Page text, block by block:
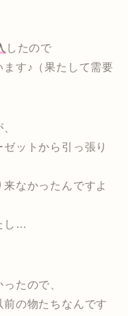
したので
す♪（果たして需要
ットから引っ張り
なかったんですよ
し…
たので、
の物たちなんです